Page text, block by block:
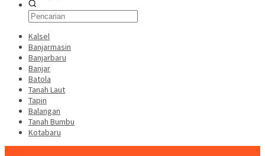
Kalsel
Banjarmasin
Banjarbaru
Banjar
Batola
Tanah Laut
Tapin
Balangan
Tanah Bumbu
Kotabaru